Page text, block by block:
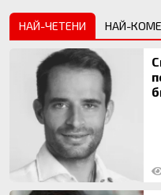
НАЙ-ЧЕТЕНИ НАЙ-